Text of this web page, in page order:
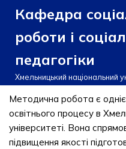
Перейти
до
вмісту
Кафедра
роботи і
педагогіки
Хмельницький національний
Методична робота є
освітнього процесу в
університеті. Вона
підвищення якості